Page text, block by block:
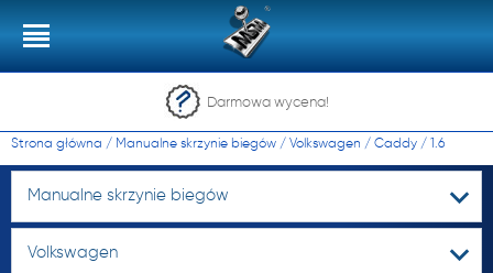
Darmowa wycena!
Strona główna / Manualne skrzynie biegów / Volkswagen / Caddy / 1.6
Manualne skrzynie biegów
Volkswagen